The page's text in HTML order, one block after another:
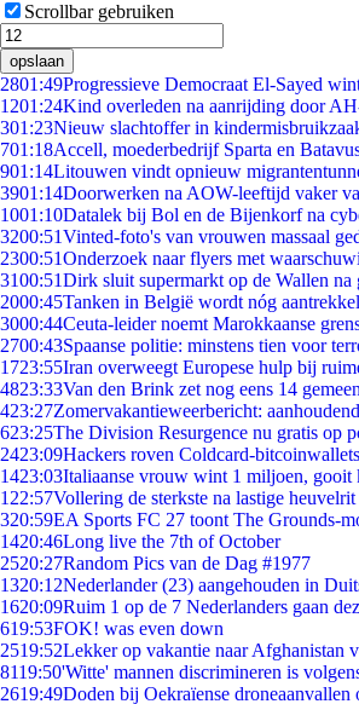
Scrollbar gebruiken
opslaan
2801:49Progressieve Democraat El-Sayed
1201:24Kind overleden na aanrijding door
301:23Nieuw slachtoffer in
701:18Accell, moederbedrijf Sparta en
901:14Litouwen vindt opnieuw
3901:14Doorwerken na AOW-leeftijd vaker
1001:10Datalek bij Bol en de Bijenkorf na
3200:51Vinted-foto's van vrouwen massaal
2300:51Onderzoek naar flyers met
3100:51Dirk sluit supermarkt op de Wallen na
2000:45Tanken in België wordt nóg
3000:44Ceuta-leider noemt Marokkaanse
2700:43Spaanse politie: minstens tien voor
1723:55Iran overweegt Europese hulp bij
4823:33Van den Brink zet nog eens 14
423:27Zomervakantieweerbericht:
623:25The Division Resurgence nu gratis op
2423:09Hackers roven Coldcard-
1423:03Italiaanse vrouw wint 1 miljoen, gooit
1 22:57Vollering de sterkste na lastige heuvelrit
320:59EA Sports FC 27 toont The Grounds-
1420:46Long live the 7th of October
2520:27Random Pics van de Dag #1977
1320:12Nederlander (23) aangehouden in
1620:09Ruim 1 op de 7 Nederlanders gaan
619:53FOK! was even down
2519:52Lekker op vakantie naar Afghanistan
8119:50'Witte' mannen discrimineren is
2619:49Doden bij Oekraïense